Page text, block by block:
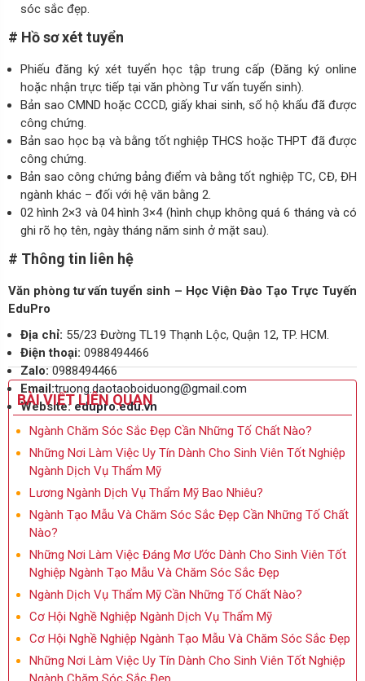
sóc sắc đẹp.
# Hồ sơ xét tuyển
Phiếu đăng ký xét tuyển học tập trung cấp (Đăng ký online
hoặc nhận trực tiếp tại văn phòng Tư vấn tuyển sinh).
Bản sao CMND hoặc CCCD, giấy khai sinh, sổ hộ khẩu đã được
công chứng.
Bản sao học bạ và bằng tốt nghiệp THCS hoặc THPT đã được
công chứng.
Bản sao công chứng bảng điểm và bằng tốt nghiệp TC, CĐ, ĐH
ngành khác – đối với hệ văn bằng 2.
02 hình 2×3 và 04 hình 3×4 (hình chụp không quá 6 tháng và có
ghi rõ họ tên, ngày tháng năm sinh ở mặt sau).
# Thông tin liên hệ
Văn phòng tư vấn tuyển sinh – Học Viện Đào Tạo Trực Tuyến
EduPro
Địa chỉ: 55/23 Đường TL19 Thạnh Lộc, Quận 12, TP. HCM.
Điện thoại: 0988494466
Zalo:0988494466
Email:truong.daotaoboiduong@gmail.com
Website: edupro.edu.vn
BÀI VIẾT LIÊN QUAN
Ngành Chăm Sóc Sắc Đẹp Cần Những Tố Chất Nào?
Những Nơi Làm Việc Uy Tín Dành Cho Sinh Viên Tốt Nghiệp
Ngành Dịch Vụ Thẩm Mỹ
Lương Ngành Dịch Vụ Thẩm Mỹ Bao Nhiêu?
Ngành Tạo Mẫu Và Chăm Sóc Sắc Đẹp Cần Những Tố Chất
Nào?
Những Nơi Làm Việc Đáng Mơ Ước Dành Cho Sinh Viên Tốt
Nghiệp Ngành Tạo Mẫu Và Chăm Sóc Sắc Đẹp
Ngành Dịch Vụ Thẩm Mỹ Cần Những Tố Chất Nào?
Cơ Hội Nghề Nghiệp Ngành Dịch Vụ Thẩm Mỹ
Cơ Hội Nghề Nghiệp Ngành Tạo Mẫu Và Chăm Sóc Sắc Đẹp
Những Nơi Làm Việc Uy Tín Dành Cho Sinh Viên Tốt Nghiệp